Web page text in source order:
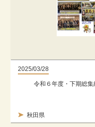
2025/03/28
秋田県
令和６年度・下期総